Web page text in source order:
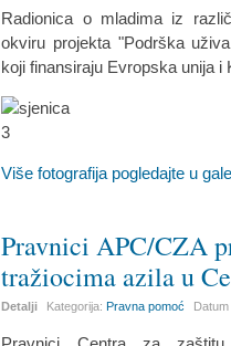
Radionica o mladima iz
okviru projekta "Podrška
koji finansiraju Evropska unija
Više fotografija pogledajte u
Pravnici APC/CZA
tražiocima azila u
Detalji Kategorija:Pravna pomoć